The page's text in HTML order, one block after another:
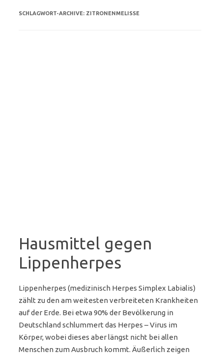
SCHLAGWORT-ARCHIVE: ZITRONENMELISSE
Hausmittel gegen
Lippenherpes
Lippenherpes (medizinisch Herpes Simplex Labialis)
zählt zu den am weitesten verbreiteten Krankheiten
auf der Erde. Bei etwa 90% der Bevölkerung in
Deutschland schlummert das Herpes – Virus im
Körper, wobei dieses aber längst nicht bei allen
Menschen zum Ausbruch kommt. Äußerlich zeigen